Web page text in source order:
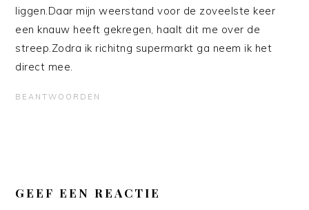
liggen.Daar mijn weerstand voor de zoveelste keer
een knauw heeft gekregen, haalt dit me over de
streep.Zodra ik richitng supermarkt ga neem ik het
direct mee.
BEANTWOORDEN
GEEF EEN REACTIE